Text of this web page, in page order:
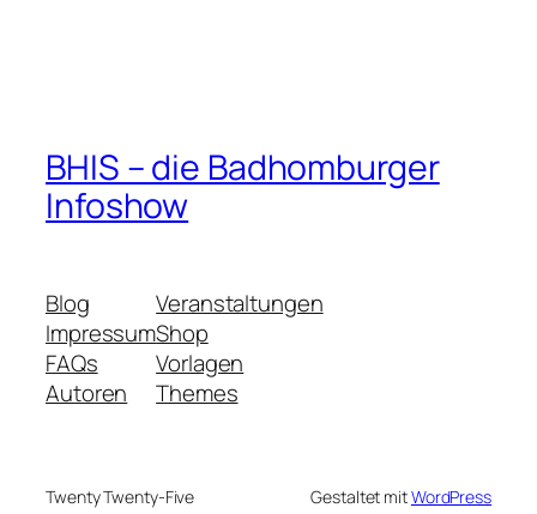
BHIS – die Badhomburger
Infoshow
Blog
Impressum
FAQs
Autoren
Veranstaltungen
Shop
Vorlagen
Themes
Twenty Twenty-Five Gestaltet mitWordPress